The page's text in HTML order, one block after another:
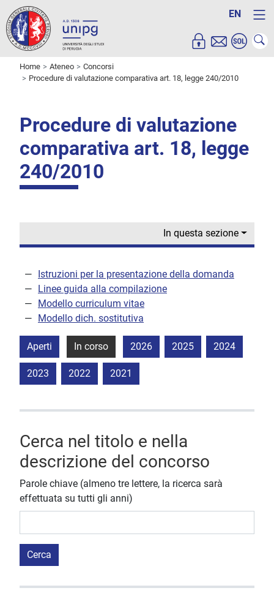
EN
Home Ateneo
Concorsi
Procedure di valutazione comparativa art. 18, legge 240/2010
Procedure di valutazione
comparativa art. 18, legge
240/2010
In questa sezione
Istruzioni per la presentazione della domanda
Linee guida alla compilazione
Modello curriculum vitae
Modello dich. sostitutiva
Aperti In corso 2026 2025 2024
2023 2022 2021
Cerca nel titolo e nella
descrizione del concorso
Parole chiave (almeno tre lettere, la ricerca sarà
effettuata su tutti gli anni)
Cerca